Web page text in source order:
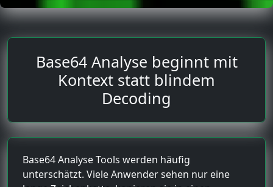
Base64 Analyse beginnt mit
Kontext statt blindem
Decoding
Base64 Analyse Tools werden häufig
unterschätzt. Viele Anwender sehen nur eine